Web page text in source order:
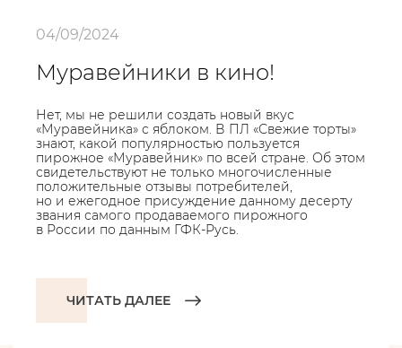
04/09/2024
Муравейники в кино!
Нет, мы не решили создать новый вкус
«Муравейника» с яблоком. В ПЛ «Свежие торты»
знают, какой популярностью пользуется
пирожное «Муравейник» по всей стране. Об этом
свидетельствуют не только многочисленные
положительные отзывы потребителей,
но и ежегодное присуждение данному десерту
звания самого продаваемого пирожного
в России по данным ГФК-Русь.
ЧИТАТЬ ДАЛЕЕ